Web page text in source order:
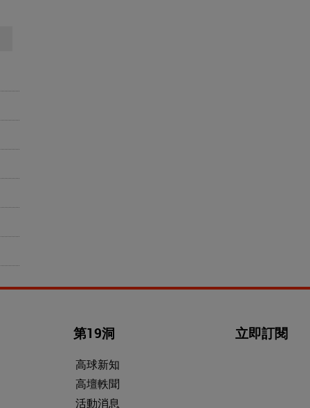
第19洞
高球新知
高壇軼聞
活動消息
立即訂閱